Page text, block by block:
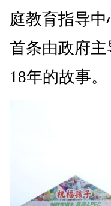
庭教育指导
首条由政府
18年的故事。